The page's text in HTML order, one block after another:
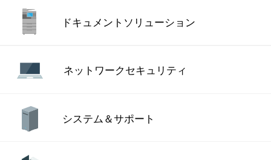
ドキュメント ソリューション
ネットワーク セキュリティ
システム＆サポート